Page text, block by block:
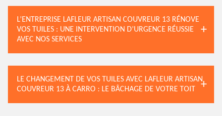
L’ENTREPRISE LAFLEUR ARTISAN COUVREUR 13 RÉNOVE
VOS TUILES : UNE INTERVENTION D’URGENCE RÉUSSIE
AVEC NOS SERVICES
LE CHANGEMENT DE VOS TUILES AVEC LAFLEUR ARTISAN
COUVREUR 13 À CARRO : LE BÂCHAGE DE VOTRE TOIT